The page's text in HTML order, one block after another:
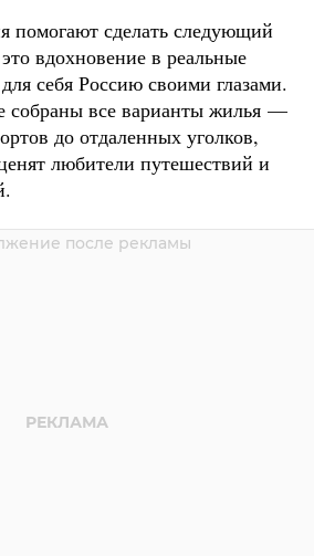
помогают сделать следующий
вдохновение в реальные
себя Россию своими глазами.
собраны все варианты жилья —
до отдаленных уголков,
любители путешествий и